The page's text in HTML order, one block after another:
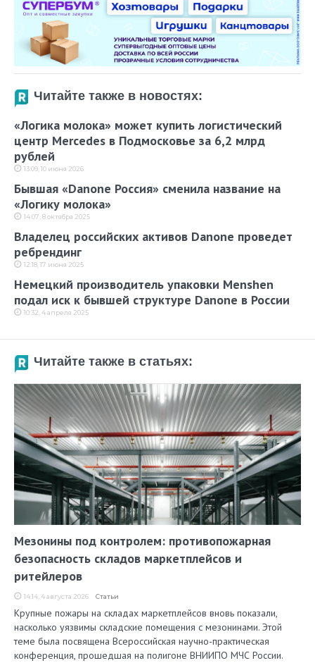
Читайте также в новостях:
«Логика молока» может купить логистический
центр Mercedes в Подмосковье за 6,2 млрд
рублей
13:09, 10 июня 2026
Бывшая «Danone Россия» сменила название на
«Логику молока»
14:07, 8 октября 2025
Владелец российских активов Danone проведет
ребрендинг
12:18, 17 июня 2025
Немецкий производитель упаковки Menshen
подал иск к бывшей структуре Danone в России
10:32, 4 апреля 2025
Читайте также в статьях:
Мезонины под контролем: противопожарная
безопасность складов маркетплейсов и
ритейлеров
14:14, 4 августа 2026 Статьи
Крупные пожары на складах маркетплейсов вновь показали,
насколько уязвимы складские помещения с мезонинами. Этой
теме была посвящена Всероссийская научно-практическая
конференция, прошедшая на полигоне ВНИИПО МЧС России.